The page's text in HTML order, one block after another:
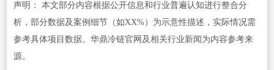
声明： 本文部分内容根据公开信息和行业普遍认知进行整合分
析，部分数据及案例细节（如XX%）为示意性描述，实际情况需
参考具体项目数据。华鼎冷链官网及相关行业新闻为内容参考来
源。